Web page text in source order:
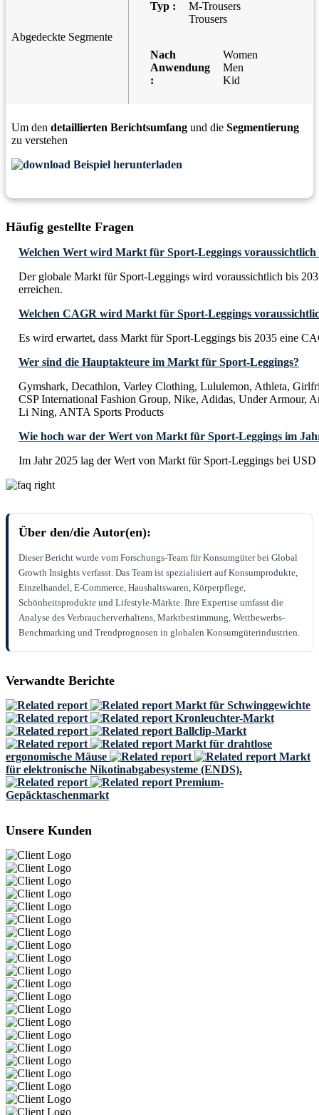
Abgedeckte Segmente
Typ :
M-Trousers
Trousers
Nach
Anwendung
:
Women
Men
Kid
Um den detaillierten Berichtsumfang und die Segmentierung
zu verstehen
Beispiel herunterladen
Häufig gestellte Fragen
Welchen Wert wird Markt für Sport-Leggings voraussichtlich
Der globale Markt für Sport-Leggings wird voraussichtlich bis
erreichen.
Welchen CAGR wird Markt für Sport-Leggings
Es wird erwartet, dass Markt für Sport-Leggings bis 2035 eine
Wer sind die Hauptakteure im Markt für Sport-Leggings?
Gymshark, Decathlon, Varley Clothing, Lululemon, Athleta,
CSP International Fashion Group, Nike, Adidas, Under Armour,
Li Ning, ANTA Sports Products
Wie hoch war der Wert von Markt für Sport-Leggings im
Im Jahr 2025 lag der Wert von Markt für Sport-Leggings bei
Über den/die Autor(en):
Dieser Bericht wurde vom Forschungs-Team für Konsumgüter bei Global
Growth Insights verfasst. Das Team ist spezialisiert auf Konsumprodukte,
Einzelhandel, E-Commerce, Haushaltswaren, Körperpflege,
Schönheitsprodukte und Lifestyle-Märkte. Ihre Expertise umfasst die
Analyse des Verbraucherverhaltens, Marktbestimmung, Wettbewerbs-
Benchmarking und Trendprognosen in globalen Konsumgüterindustrien.
Verwandte Berichte
Markt für Schwinggewichte
Kronleuchter-Markt
Ballclip-Markt
Markt für drahtlose
ergonomische Mäuse
Markt
für elektronische Nikotinabgabesysteme (ENDS).
Premium-
Gepäcktaschenmarkt
Unsere Kunden